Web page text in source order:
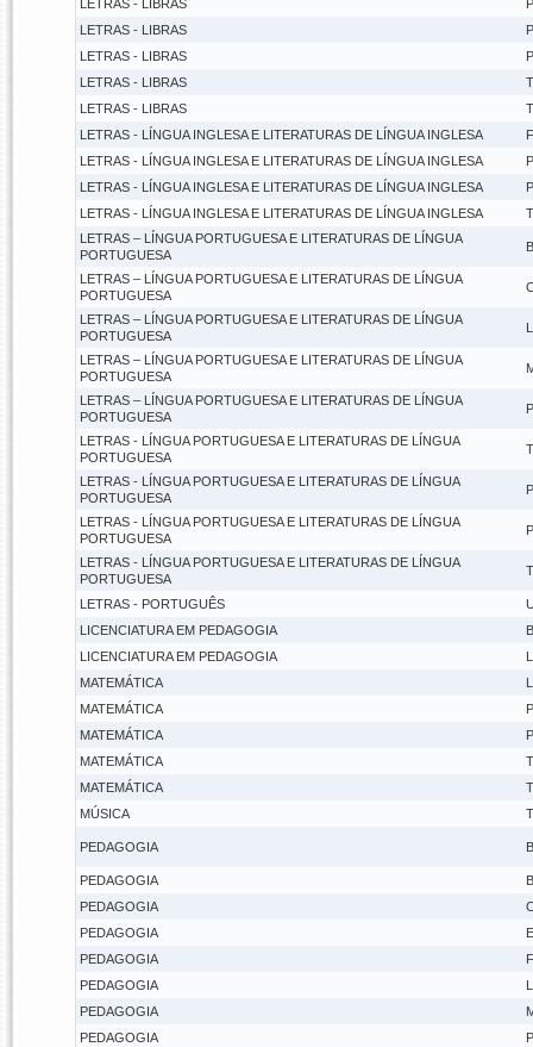
LETRAS - LIBRAS
LETRAS - LIBRAS
LETRAS - LIBRAS
LETRAS - LIBRAS
LETRAS - LIBRAS
LETRAS - LÍNGUA INGLESA E LITERATURAS DE LÍNGUA INGLESA
LETRAS - LÍNGUA INGLESA E LITERATURAS DE LÍNGUA INGLESA
LETRAS - LÍNGUA INGLESA E LITERATURAS DE LÍNGUA INGLESA
LETRAS - LÍNGUA INGLESA E LITERATURAS DE LÍNGUA INGLESA
LETRAS – LÍNGUA PORTUGUESA E LITERATURAS DE LÍNGUA
PORTUGUESA
LETRAS – LÍNGUA PORTUGUESA E LITERATURAS DE LÍNGUA
PORTUGUESA
LETRAS – LÍNGUA PORTUGUESA E LITERATURAS DE LÍNGUA
PORTUGUESA
LETRAS – LÍNGUA PORTUGUESA E LITERATURAS DE LÍNGUA
PORTUGUESA
LETRAS – LÍNGUA PORTUGUESA E LITERATURAS DE LÍNGUA
PORTUGUESA
LETRAS - LÍNGUA PORTUGUESA E LITERATURAS DE LÍNGUA
PORTUGUESA
LETRAS - LÍNGUA PORTUGUESA E LITERATURAS DE LÍNGUA
PORTUGUESA
LETRAS - LÍNGUA PORTUGUESA E LITERATURAS DE LÍNGUA
PORTUGUESA
LETRAS - LÍNGUA PORTUGUESA E LITERATURAS DE LÍNGUA
PORTUGUESA
LETRAS - PORTUGUÊS
LICENCIATURA EM PEDAGOGIA
LICENCIATURA EM PEDAGOGIA
MATEMÁTICA
MATEMÁTICA
MATEMÁTICA
MATEMÁTICA
MATEMÁTICA
MÚSICA
PEDAGOGIA
PEDAGOGIA
PEDAGOGIA
PEDAGOGIA
PEDAGOGIA
PEDAGOGIA
PEDAGOGIA
PEDAGOGIA